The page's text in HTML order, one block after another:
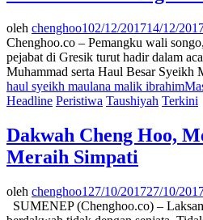
oleh chenghoo102/12/201714/12/
Chenghoo.co – Pemangku wali
pejabat di Gresik turut hadir dalam
Muhammad serta Haul Besar Syeikh
haul syeikh maulana malik ibrahim
Headline Peristiwa Taushiyah Terkini
Dakwah Cheng Hoo,
Meraih Simpati
oleh chenghoo1 27/10/201727/10/
SUMENEP (Chenghoo.co) –